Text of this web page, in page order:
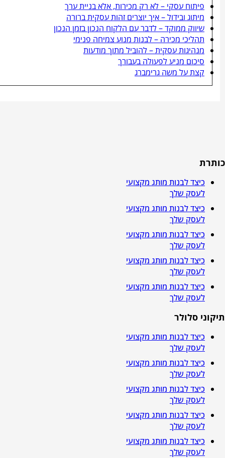
פיתוח עסקי – לא רק מכירות, אלא בניית ערך
מיתוג ובידול – איך יוצרים זהות עסקית ברורה
שיווק ממוקד – לדבר עם הלקוח הנכון בזמן הנכון
תהליכי מכירה – לבנות מנוע צמיחה פנימי
מנהיגות עסקית – להוביל מתוך מודעות
סיכום מניע לפעולה בעבורך
קצת על משה גרימברג
כותרת
כיצד לבנות מותג מקצועי
לעסק שלך
כיצד לבנות מותג מקצועי
לעסק שלך
כיצד לבנות מותג מקצועי
לעסק שלך
כיצד לבנות מותג מקצועי
לעסק שלך
כיצד לבנות מותג מקצועי
לעסק שלך
תיקוני סלולר
כיצד לבנות מותג מקצועי
לעסק שלך
כיצד לבנות מותג מקצועי
לעסק שלך
כיצד לבנות מותג מקצועי
לעסק שלך
כיצד לבנות מותג מקצועי
לעסק שלך
כיצד לבנות מותג מקצועי
לעסק שלך